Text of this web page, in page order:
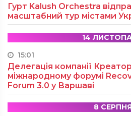
Гурт Kalush Orchestra
масштабний тур містами
14
15:01
Делегація компанії
міжнародному форумі
Forum 3.0 у Варшаві
8